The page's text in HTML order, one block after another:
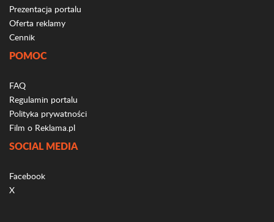
Prezentacja portalu
Oferta reklamy
Cennik
POMOC
FAQ
Regulamin portalu
Polityka prywatności
Film o Reklama.pl
SOCIAL MEDIA
Facebook
X